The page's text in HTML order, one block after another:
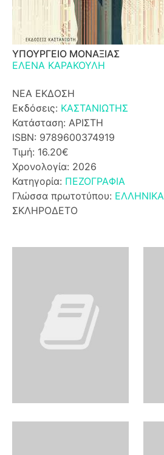
ΥΠΟΥΡΓΕΙΟ ΜΟΝΑΞΙΑΣ
ΕΛΕΝΑ ΚΑΡΑΚΟΥΛΗ
ΝΕΑ ΕΚΔΟΣΗ
Εκδόσεις: ΚΑΣΤΑΝΙΩΤΗΣ
Κατάσταση: ΑΡΙΣΤΗ
ISBN: 9789600374919
Τιμή: 16.20€
Χρονολογία: 2026
Κατηγορία: ΠΕΖΟΓΡΑΦΙΑ
Γλώσσα πρωτοτύπου: ΕΛΛΗΝΙΚΑ
ΣΚΛΗΡΟΔΕΤΟ